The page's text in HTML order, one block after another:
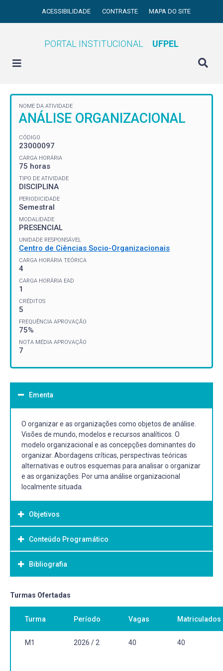
ACESSIBILIDADE CONTRASTE MAPA DO SITE
PORTAL INSTITUCIONAL UFPEL
NOME DA ATIVIDADE
ANÁLISE ORGANIZACIONAL
CÓDIGO
23000097
CARGA HORÁRIA
75 horas
TIPO DE ATIVIDADE
DISCIPLINA
PERIODICIDADE
Semestral
MODALIDADE
PRESENCIAL
UNIDADE RESPONSÁVEL
Centro de Ciências Socio-Organizacionais
CARGA HORÁRIA TEÓRICA
4
CARGA HORÁRIA EAD
1
CRÉDITOS
5
FREQUÊNCIA APROVAÇÃO
75%
NOTA MÉDIA APROVAÇÃO
7
Ementa
O organizar e as organizações como objetos de análise.
Visões de mundo, modelos e recursos analíticos. O
modelo organizacional e as concepções dominantes do
organizar. Abordagens críticas, perspectivas teóricas
alternativas e outros esquemas para analisar o organizar
e as organizações. Por uma análise organizacional
localmente situada.
Objetivos
Objetivo Geral:
Desenvolver o universo conceitual e a capacidade de
analisar o organizar e as organizações a partir das mais
Conteúdo Programático
Bibliografia
Bibliografia Básica:
CLEGG, Stewart; HARDY, Cynthia; NORD, Walter R (Org.).
Handbook de estudos organizacionais. São Paulo: Atlas,
2014. v. 1.
DIAS, Reinaldo. Cultura organizacional construção,
Turmas Ofertadas
Turma Período Vagas Matriculados
M1 2026 / 2 40 40